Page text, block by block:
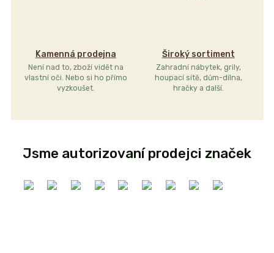
Kamenná prodejna
Není nad to, zboží vidět na
vlastní oči. Nebo si ho přímo
vyzkoušet.
Široký sortiment
Zahradní nábytek, grily,
houpací sítě, dům-dílna,
hračky a další.
Jsme autorizovaní prodejci značek